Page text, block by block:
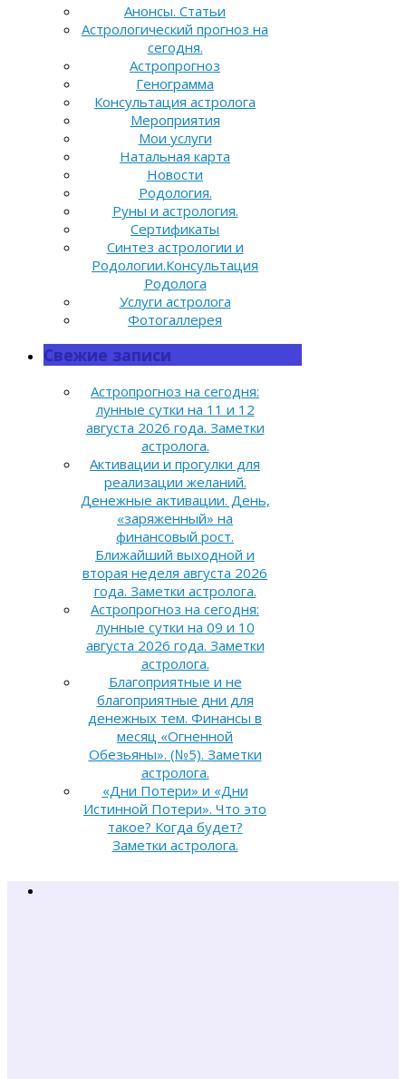
Анонсы. Статьи
Астрологический прогноз на
сегодня.
Астропрогноз
Генограмма
Консультация астролога
Мероприятия
Мои услуги
Натальная карта
Новости
Родология.
Руны и астрология.
Сертификаты
Синтез астрологии и
Родологии.Консультация
Родолога
Услуги астролога
Фотогаллерея
Свежие записи
Астропрогноз на сегодня:
лунные сутки на 11 и 12
августа 2026 года. Заметки
астролога.
Активации и прогулки для
реализации желаний.
Денежные активации. День,
«заряженный» на
финансовый рост.
Ближайший выходной и
вторая неделя августа 2026
года. Заметки астролога.
Астропрогноз на сегодня:
лунные сутки на 09 и 10
августа 2026 года. Заметки
астролога.
Благоприятные и не
благоприятные дни для
денежных тем. Финансы в
месяц «Огненной
Обезьяны». (№5). Заметки
астролога.
«Дни Потери» и «Дни
Истинной Потери». Что это
такое? Когда будет?
Заметки астролога.